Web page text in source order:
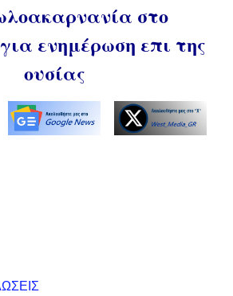
στο
ενημέρωση επι της
ουσίας